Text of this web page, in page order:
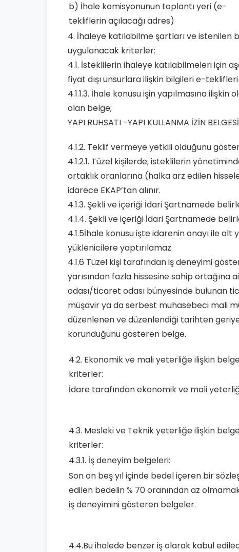
b) İhale komisyonunun toplantı yeri (e-
tekliflerin açılacağı adres)
4. İhaleye katılabilme şartları ve
uygulanacak kriterler:
4.1. İsteklilerin ihaleye katılabilmeleri için
fiyat dışı unsurlara ilişkin bilgileri e-
4.1.1.3. İhale konusu işin yapılmasına
olan belge;
YAPI RUHSATI -YAPI KULLANMA İZİN BELGESİ
4.1.2. Teklif vermeye yetkili olduğunu
4.1.2.1. Tüzel kişilerde; isteklilerin
ortaklık oranlarına (halka arz edilen
idarece EKAP’tan alınır.
4.1.3. Şekli ve içeriği İdari Şartnamede
4.1.4. Şekli ve içeriği İdari Şartnamede
4.1.5İhale konusu işte idarenin onayı ile alt
yüklenicilere yaptırılamaz.
4.1.6 Tüzel kişi tarafından iş deneyimi
yarısından fazla hissesine sahip ortağına
odası/ticaret odası bünyesinde bulunan
müşavir ya da serbest muhasebeci mali
düzenlenen ve düzenlendiği tarihten
korunduğunu gösteren belge.
4.2. Ekonomik ve mali yeterliğe ilişkin
kriterler:
İdare tarafından ekonomik ve mali
4.3. Mesleki ve Teknik yeterliğe ilişkin
kriterler:
4.3.1. İş deneyim belgeleri:
Son on beş yıl içinde bedel içeren bir
edilen bedelin % 70 oranından az
iş deneyimini gösteren belgeler.
4.4.Bu ihalede benzer iş olarak kabul